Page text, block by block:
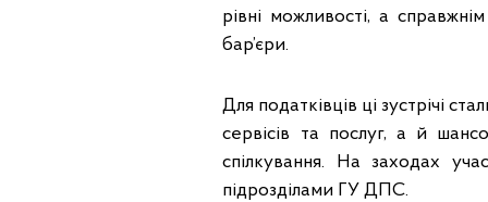
рівні можливості, а
бар’єри.
Для податківців ці зустрічі
сервісів та послуг, а й
спілкування. На заходах
підрозділами ГУ ДПС.